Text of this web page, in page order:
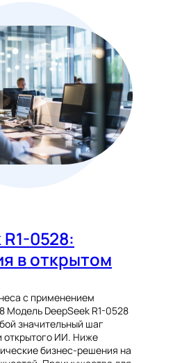
0528:
в открытом
с применением
Модель DeepSeek R1-0528
значительный шаг
открытого ИИ. Ниже
бизнес-решения на